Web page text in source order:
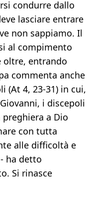
condurre dallo
lasciare entrare
non sappiamo. Il
al compimento
oltre, entrando
commenta anche
(At 4, 23-31) in cui,
i discepoli
a Dio
con tutta
alle difficoltà e
ha detto
Si rinasce